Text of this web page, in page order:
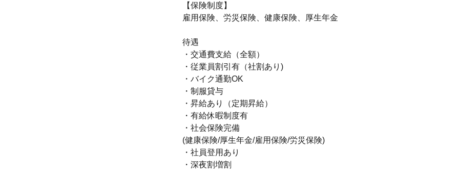
【保険制度】
雇用保険、労災保険、健康保険、厚生年金
待遇
・交通費支給（全額）
・従業員割引有（社割あり)
・バイク通勤OK
・制服貸与
・昇給あり（定期昇給）
・有給休暇制度有
・社会保険完備
(健康保険/厚生年金/雇用保険/労災保険)
・社員登用あり
・深夜割増割